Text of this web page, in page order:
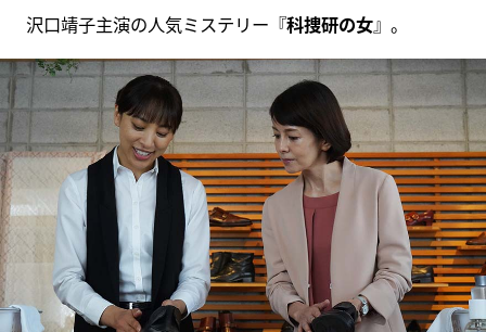
沢口靖子主演の人気ミステリー『科捜研の女』。